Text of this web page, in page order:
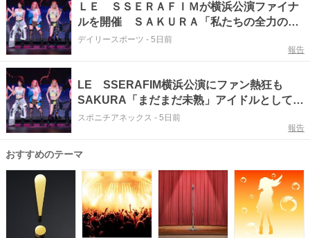
ＬＥ ＳＳＥＲＡＦＩＭが横浜公演ファイナ
ルを開催 ＳＡＫＵＲＡ「私たちの全力の姿
を見て力を受け取ってください」
デイリースポーツ - 5日前
報告
LE SSERAFIM横浜公演にファン熱狂も
SAKURA「まだまだ未熟」アイドルとしての
本音明かす
スポニチアネックス - 5日前
報告
おすすめのテーマ